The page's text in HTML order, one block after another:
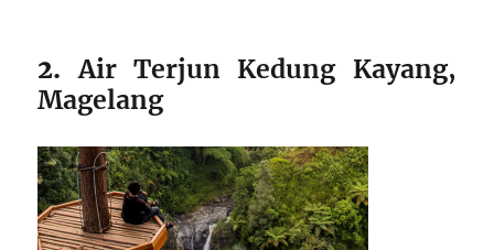
2.Air Terjun Kedung Kayang,
Magelang